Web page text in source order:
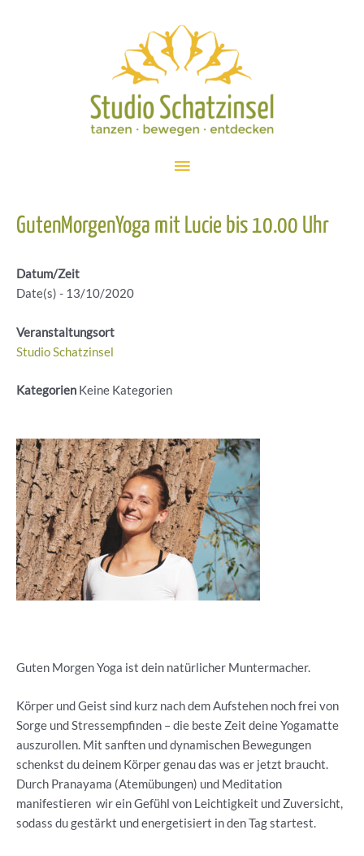
Hauptmenü
GutenMorgenYoga mit Lucie bis 10.00 Uhr
Datum/Zeit
Date(s) - 13/10/2020
Veranstaltungsort
Studio Schatzinsel
Kategorien Keine Kategorien
Guten Morgen Yoga ist dein natürlicher Muntermacher.
Körper und Geist sind kurz nach dem Aufstehen noch frei von
Sorge und Stressempfinden – die beste Zeit deine Yogamatte
auszurollen. Mit sanften und dynamischen Bewegungen
schenkst du deinem Körper genau das was er jetzt braucht.
Durch Pranayama (Atemübungen) und Meditation
manifestieren wir ein Gefühl von Leichtigkeit und Zuversicht,
sodass du gestärkt und energetisiert in den Tag startest.